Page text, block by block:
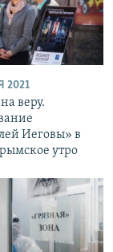
2021
веру.
Иеговы» в
утро